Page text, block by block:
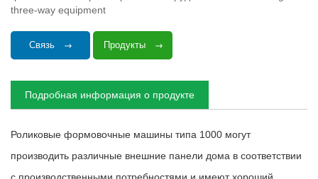
three-way equipment
Связь Продукты
Подробная информация о продукте
Роликовые формовочные машины типа 1000 могут
производить различные внешние панели дома в соответствии